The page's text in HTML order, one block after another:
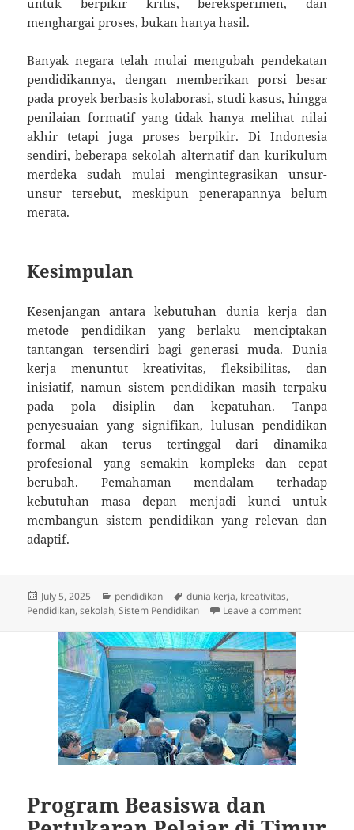
menghargai proses, bukan hanya hasil.
Banyak negara telah mulai mengubah pendekatan
pendidikannya, dengan memberikan porsi besar
pada proyek berbasis kolaborasi, studi kasus, hingga
penilaian formatif yang tidak hanya melihat nilai
akhir tetapi juga proses berpikir. Di Indonesia
sendiri, beberapa sekolah alternatif dan kurikulum
merdeka sudah mulai mengintegrasikan unsur-
unsur tersebut, meskipun penerapannya belum
merata.
Kesimpulan
Kesenjangan antara kebutuhan dunia kerja dan
metode pendidikan yang berlaku menciptakan
tantangan tersendiri bagi generasi muda. Dunia
kerja menuntut kreativitas, fleksibilitas, dan
inisiatif, namun sistem pendidikan masih terpaku
pada pola disiplin dan kepatuhan. Tanpa
penyesuaian yang signifikan, lulusan pendidikan
formal akan terus tertinggal dari dinamika
profesional yang semakin kompleks dan cepat
berubah. Pemahaman mendalam terhadap
kebutuhan masa depan menjadi kunci untuk
membangun sistem pendidikan yang relevan dan
adaptif.
Posted
on
July 5, 2025 Categories
pendidikan Tags
dunia kerja, kreativitas,
Pendidikan,sekolah,Sistem Pendidikan Leave a commenton Dunia
Program Beasiswa dan